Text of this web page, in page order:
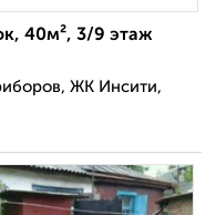
40м², 3/9 этаж
ЖК Инсити,